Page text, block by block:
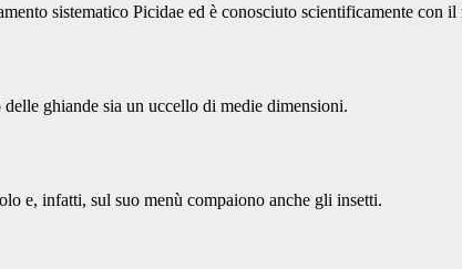
sistematico Picidae ed è conosciuto scientificamente con il
ghiande sia un uccello di medie dimensioni.
e, infatti, sul suo menù compaiono anche gli insetti.